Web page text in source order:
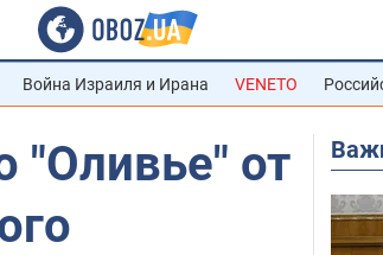
Война Израиля и Ирана VENETO
"Оливье" от